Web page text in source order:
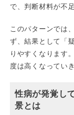
で、判断材料が不
このパターンでは
ず、結果として「
りやすくなります
度は高くなってい
性病が発覚し
景とは